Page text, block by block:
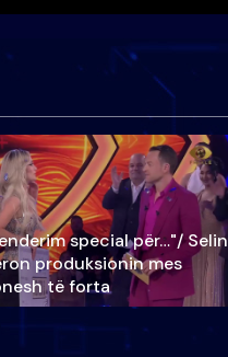
special për…"/ Selin
produksionin mes
të forta